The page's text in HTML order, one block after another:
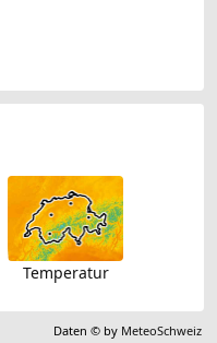
Temperatur
Daten © by MeteoSchweiz